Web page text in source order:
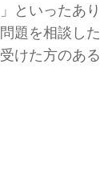
といったあり
題を相談した
けた方のある